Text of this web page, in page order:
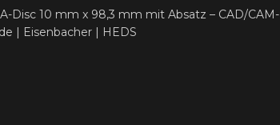
Disc 10 mm x 98,3 mm mit Absatz – CAD/CAM-
| Eisenbacher | HEDS